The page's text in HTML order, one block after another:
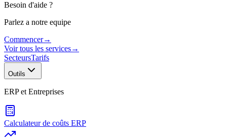
Besoin d'aide ?
Parlez a notre equipe
Commencer→
Voir tous les services→
SecteursTarifs
Outils
ERP et Entreprises
Calculateur de coûts ERP